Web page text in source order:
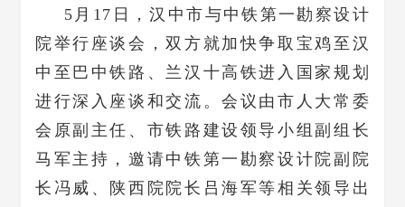
5月17日，汉中市与中铁第一勘察设计
院举行座谈会，双方就加快争取宝鸡至汉
中至巴中铁路、兰汉十高铁进入国家规划
进行深入座谈和交流。会议由市人大常委
会原副主任、市铁路建设领导小组副组长
马军主持，邀请中铁第一勘察设计院副院
长冯威、陕西院院长吕海军等相关领导出